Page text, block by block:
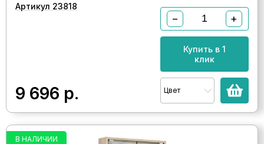
Артикул 23818
9 696 р.
− +
Купить в 1
клик
Цвет
В НАЛИЧИИ